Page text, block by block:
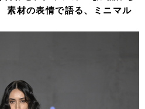
素材の表情で語る、ミニマル